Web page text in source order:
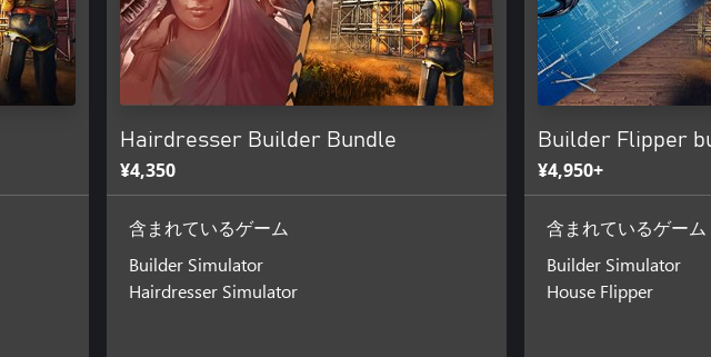
Hairdresser Builder Bundle
¥4,350
含まれているゲーム
Builder Simulator
Hairdresser Simulator
Builder Flipper
¥4,950+
含まれているゲーム
Builder Simulator
House Flipper